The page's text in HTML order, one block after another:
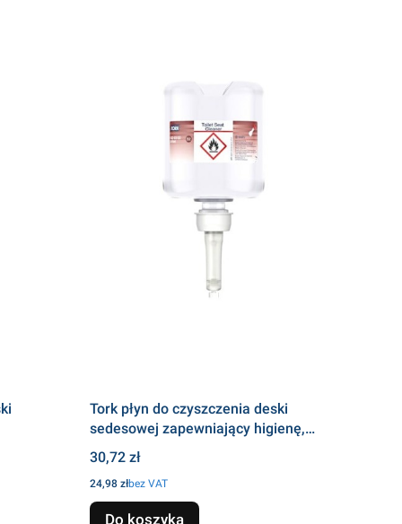
Tork płyn do czyszczenia deski
sedesowej zapewniający higienę,
dozowniki S2, jakość Premium
Cena
30,72 zł
Cena
24,98 złbez VAT
Do koszyka